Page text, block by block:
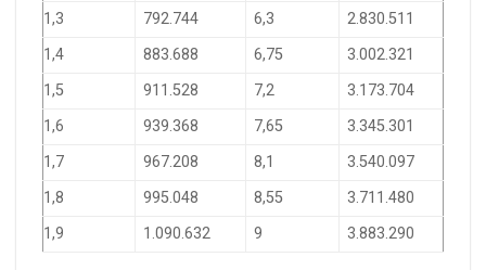
1,3
792.744 6,3
2.830.511
1,4
883.688 6,75
3.002.321
1,5
911.528 7,2
3.173.704
1,6
939.368 7,65
3.345.301
1,7
967.208 8,1
3.540.097
1,8
995.048 8,55
3.711.480
1,9
1.090.632 9 3.883.290